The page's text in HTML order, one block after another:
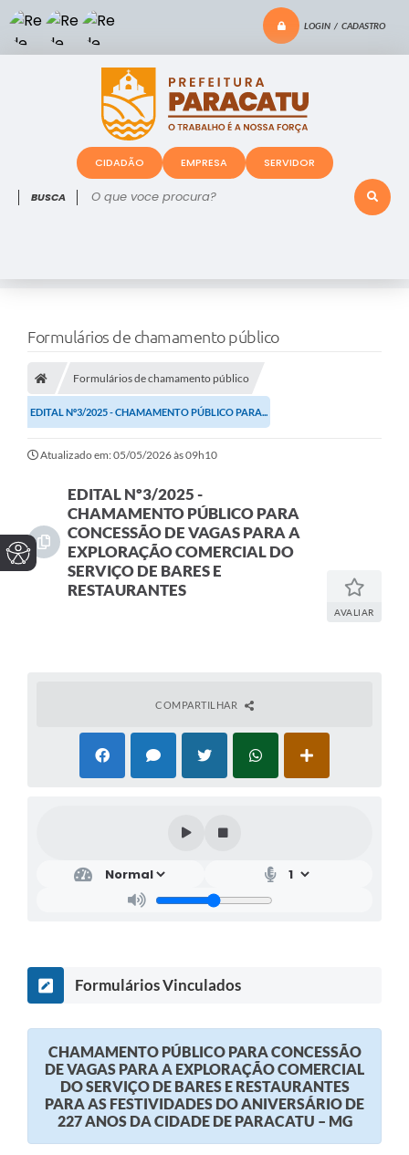
LOGIN / CADASTRO
O que voce procura?
CIDADÃO EMPRESA SERVIDOR
Formulários de chamamento público
Formulários de chamamento público
EDITAL Nº3/2025 - CHAMAMENTO PÚBLICO PARA...
Atualizado em: 05/05/2026 às 09h10
EDITAL Nº3/2025 -
CHAMAMENTO PÚBLICO PARA
CONCESSÃO DE VAGAS PARA A
EXPLORAÇÃO COMERCIAL DO
SERVIÇO DE BARES E
RESTAURANTES
AVALIAR
COMPARTILHAR
Formulários Vinculados
CHAMAMENTO PÚBLICO PARA CONCESSÃO
DE VAGAS PARA A EXPLORAÇÃO COMERCIAL
DO SERVIÇO DE BARES E RESTAURANTES
PARA AS FESTIVIDADES DO ANIVERSÁRIO DE
227 ANOS DA CIDADE DE PARACATU – MG